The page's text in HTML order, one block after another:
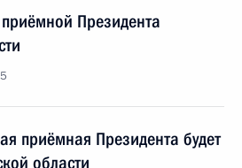
Президента
приёмная Президента будет
области